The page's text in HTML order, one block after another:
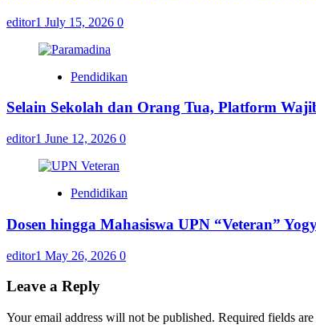
editor1 July 15, 2026 0
Pendidikan
Selain Sekolah dan Orang Tua, Platform
editor1 June 12, 2026 0
Pendidikan
Dosen hingga Mahasiswa UPN “Veteran”
editor1 May 26, 2026 0
Leave a Reply
Your email address will not be published. Required fields are